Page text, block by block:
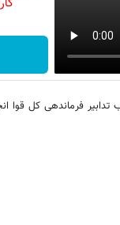
فرماندهی کل قوا